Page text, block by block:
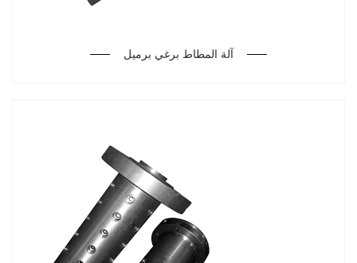
آلة المطاط برغي برميل